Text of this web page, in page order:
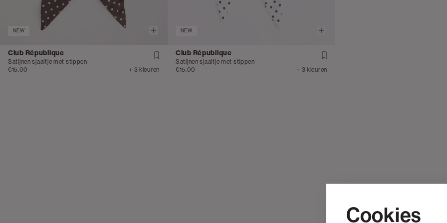
NEW
Club République
Satijnen sjaaltje met stippen
€15.00
+ 3 kleuren
NEW
Club République
Satijnen sjaaltje met stippen
€15.00
+ 3 kleuren
Cookies